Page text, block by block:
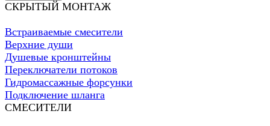
СКРЫТЫЙ МОНТАЖ
Встраиваемые смесители
Верхние души
Душевые кронштейны
Переключатели потоков
Гидромассажные форсунки
Подключение шланга
СМЕСИТЕЛИ